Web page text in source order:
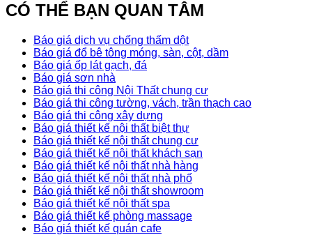
CÓ THỂ BẠN QUAN TÂM
Báo giá dịch vụ chống thấm dột
Báo giá đổ bê tông móng, sàn, cột, dầm
Báo giá ốp lát gạch, đá
Báo giá sơn nhà
Báo giá thi công Nội Thất chung cư
Báo giá thi công tường, vách, trần thạch cao
Báo giá thi công xây dựng
Báo giá thiết kế nội thất biệt thự
Báo giá thiết kế nội thất chung cư
Báo giá thiết kế nội thất khách sạn
Báo giá thiết kế nội thất nhà hàng
Báo giá thiết kế nội thất nhà phố
Báo giá thiết kế nội thất showroom
Báo giá thiết kế nội thất spa
Báo giá thiết kế phòng massage
Báo giá thiết kế quán cafe